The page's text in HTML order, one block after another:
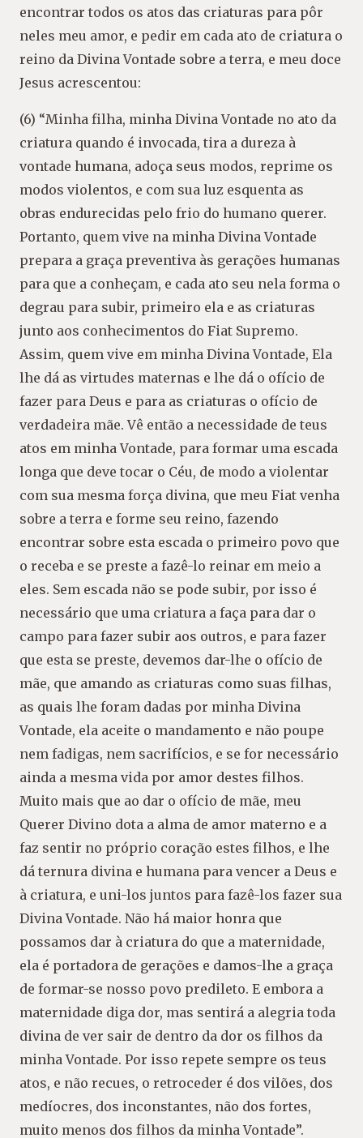
encontrar todos os atos das criaturas para pôr
neles meu amor, e pedir em cada ato de criatura o
reino da Divina Vontade sobre a terra, e meu doce
Jesus acrescentou:
(6) “Minha filha, minha Divina Vontade no ato da
criatura quando é invocada, tira a dureza à
vontade humana, adoça seus modos, reprime os
modos violentos, e com sua luz esquenta as
obras endurecidas pelo frio do humano querer.
Portanto, quem vive na minha Divina Vontade
prepara a graça preventiva às gerações humanas
para que a conheçam, e cada ato seu nela forma o
degrau para subir, primeiro ela e as criaturas
junto aos conhecimentos do Fiat Supremo.
Assim, quem vive em minha Divina Vontade, Ela
lhe dá as virtudes maternas e lhe dá o ofício de
fazer para Deus e para as criaturas o ofício de
verdadeira mãe. Vê então a necessidade de teus
atos em minha Vontade, para formar uma escada
longa que deve tocar o Céu, de modo a violentar
com sua mesma força divina, que meu Fiat venha
sobre a terra e forme seu reino, fazendo
encontrar sobre esta escada o primeiro povo que
o receba e se preste a fazê-lo reinar em meio a
eles. Sem escada não se pode subir, por isso é
necessário que uma criatura a faça para dar o
campo para fazer subir aos outros, e para fazer
que esta se preste, devemos dar-lhe o ofício de
mãe, que amando as criaturas como suas filhas,
as quais lhe foram dadas por minha Divina
Vontade, ela aceite o mandamento e não poupe
nem fadigas, nem sacrifícios, e se for necessário
ainda a mesma vida por amor destes filhos.
Muito mais que ao dar o ofício de mãe, meu
Querer Divino dota a alma de amor materno e a
faz sentir no próprio coração estes filhos, e lhe
dá ternura divina e humana para vencer a Deus e
à criatura, e uni-los juntos para fazê-los fazer sua
Divina Vontade. Não há maior honra que
possamos dar à criatura do que a maternidade,
ela é portadora de gerações e damos-lhe a graça
de formar-se nosso povo predileto. E embora a
maternidade diga dor, mas sentirá a alegria toda
divina de ver sair de dentro da dor os filhos da
minha Vontade. Por isso repete sempre os teus
atos, e não recues, o retroceder é dos vilões, dos
medíocres, dos inconstantes, não dos fortes,
muito menos dos filhos da minha Vontade”.